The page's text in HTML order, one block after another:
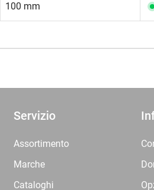
100 mm
Servizio
Assortimento
Marche
Cataloghi